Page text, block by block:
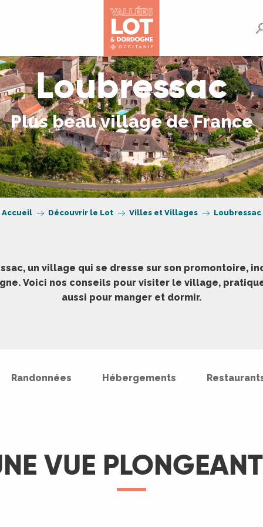
Loubressac
Plus beau village de France
Accueil Découvrir le Lot Villes et Villages Loubressac
un village qui se dresse sur son promontoire,
Voici nos conseils pour visiter le village,
aussi pour manger et dormir.
Randonnées Hébergements
VUE